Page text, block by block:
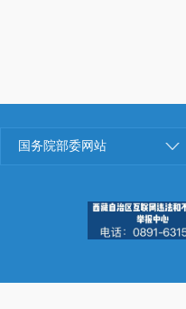
国务院部委网站